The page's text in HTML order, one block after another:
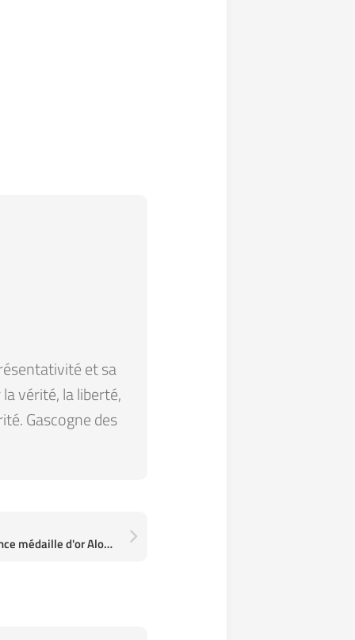
et sa
vérité, la liberté,
Gascogne des
Surf Longboard Team France médaille d'or Aloha Cup Team à Huanchaco, Pérou, feat. mon cousin Martin